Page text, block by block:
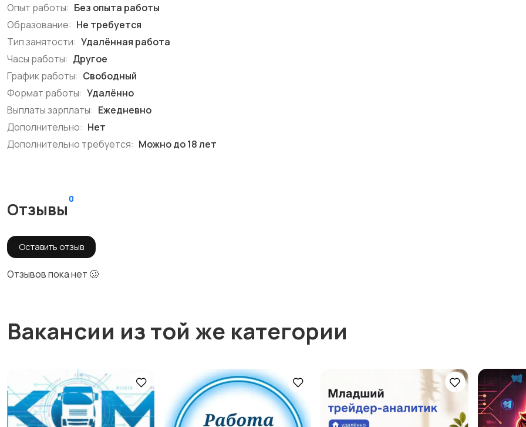
Опыт работы: Без опыта работы
Образование: Не требуется
Тип занятости: Удалённая работа
Часы работы: Другое
График работы: Свободный
Формат работы: Удалённо
Выплаты зарплаты: Ежедневно
Дополнительно: Нет
Дополнительно требуется: Можно до 18 лет
Отзывы
0
Оставить отзыв
Отзывов пока нет 🥴
Вакансии из той же категории